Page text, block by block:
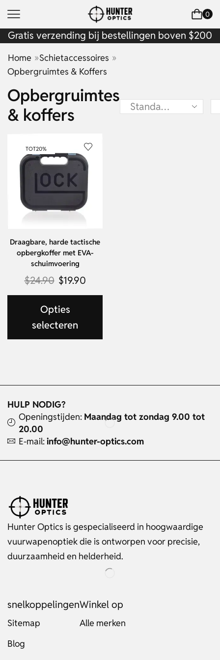
0
Gratis verzending bij bestellingen boven $200
Home »Schietaccessoires »
Opbergruimtes & Koffers
Opbergruimtes
& koffers
TOT20%
Draagbare, harde tactische
opbergkoffer met EVA-
schuimvoering
$24.90 $19.90
Opties
selecteren
HULP NODIG?
Openingstijden: Maandag tot zondag 9.00 tot
20.00
E-mail: info@hunter-optics.com
Hunter Optics is gespecialiseerd in hoogwaardige
vuurwapenoptiek die is ontworpen voor precisie,
duurzaamheid en helderheid.
snelkoppelingen
Sitemap
Blog
Winkel op
Alle merken